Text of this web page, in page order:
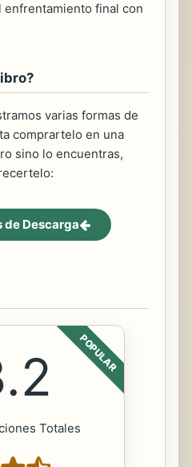
enfrentamiento final con
varias formas de
comprartelo en una
sino lo encuentras,
de Descarga
POPULAR
Totales